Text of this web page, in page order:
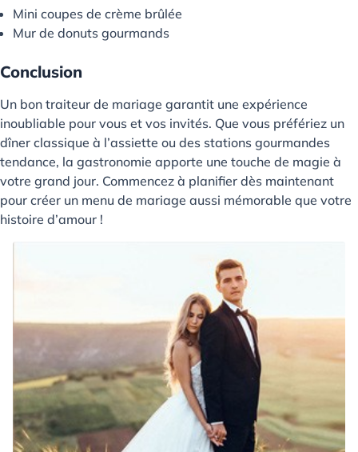
Mini coupes de crème brûlée
Mur de donuts gourmands
Conclusion
Un bon traiteur de mariage garantit une expérience
inoubliable pour vous et vos invités. Que vous préfériez un
dîner classique à l’assiette ou des stations gourmandes
tendance, la gastronomie apporte une touche de magie à
votre grand jour. Commencez à planifier dès maintenant
pour créer un menu de mariage aussi mémorable que votre
histoire d’amour !